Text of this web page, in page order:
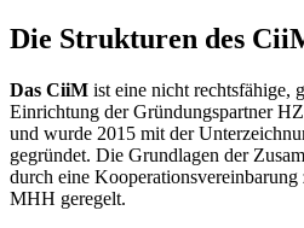
Die Strukturen des
Das CiiM ist eine nicht rechtsfähige,
Einrichtung der Gründungspartner
und wurde 2015 mit der
gegründet. Die Grundlagen der
durch eine
MHH geregelt.